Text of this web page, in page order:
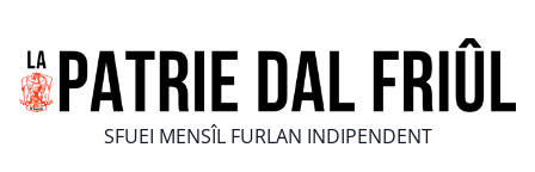
SFUEI MENSÎL FURLAN INDIPENDENT